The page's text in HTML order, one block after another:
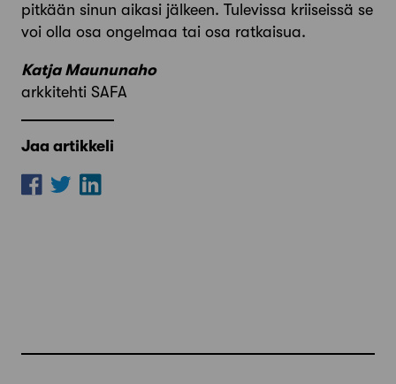
pitkään sinun aikasi jälkeen. Tulevissa kriiseissä se
voi olla osa ongelmaa tai osa ratkaisua.
Katja Maununaho
arkkitehti SAFA
Jaa artikkeli